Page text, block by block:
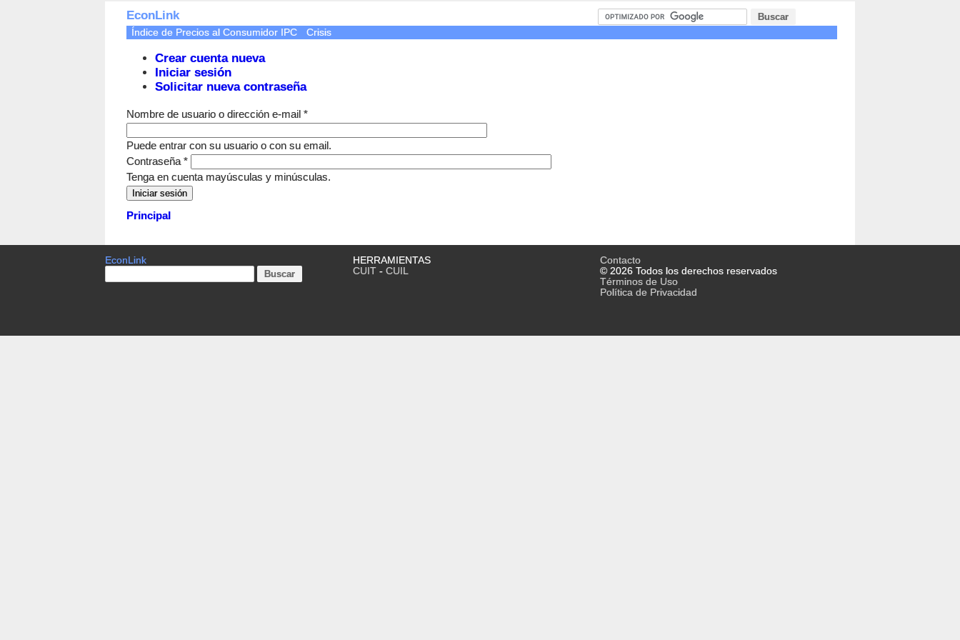
EconLink
Crear cuenta nueva
Iniciar sesión
Solicitar nueva contraseña
Índice de Precios al Consumidor IPC Crisis
Nombre de usuario o dirección e-mail *
Puede entrar con su usuario o con su email.
Contraseña *
Tenga en cuenta mayúsculas y minúsculas.
Principal
EconLink
HERRAMIENTAS
CUIT- CUIL
Contacto
© 2026 Todos los derechos reservados
Términos de Uso
Política de Privacidad